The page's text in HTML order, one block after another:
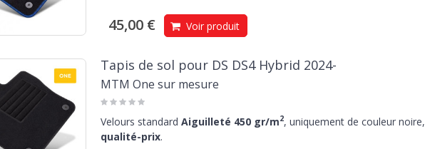
45,00 € Voir produit
Tapis de sol pour DS DS4 Hybrid 2024-
MTM One sur mesure
Velours standard Aiguilleté 450 gr/m2, uniquement de couleur noire,
qualité-prix.